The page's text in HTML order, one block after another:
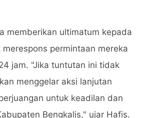
memberikan ultimatum kepada
merespons permintaan mereka
jam. "Jika tuntutan ini tidak
menggelar aksi lanjutan
untuk keadilan dan
Bengkalis," ujar Hafis.